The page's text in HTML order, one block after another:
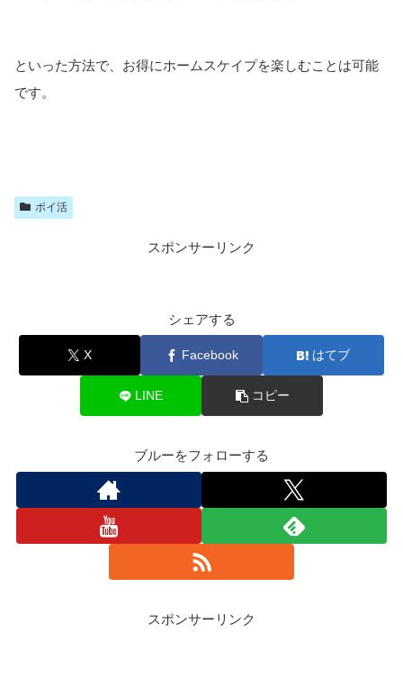
といった方法で、お得にホームスケイプを楽しむことは可能
です。
ポイ活
スポンサーリンク
シェアする
X Facebook はてブ
LINE コピー
ブルーをフォローする
スポンサーリンク